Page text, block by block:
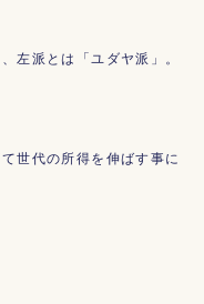
左派とは「ユダヤ派」。
世代の所得を伸ばす事に